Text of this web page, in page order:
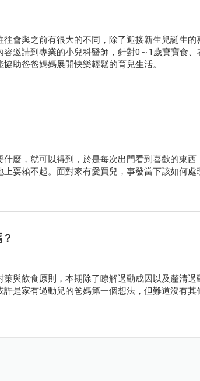
會與之前有很大的不同，除了迎接新生兒誕生的
邀請到專業的小兒科醫師，針對0～1歲寶寶食、
助爸爸媽媽展開快樂輕鬆的育兒生活。
麼，就可以得到，於是每次出門看到喜歡的東西
耍賴不起。面對家有愛買兒，事發當下該如何處
與飲食原則，本期除了瞭解過動成因以及釐清過
是家有過動兒的爸媽第一個想法，但難道沒有其